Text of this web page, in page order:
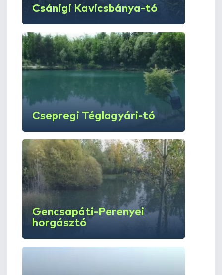
Csánigi Kavicsbánya-tó
Csepregi Téglagyári-tó
Gencsapáti-Perenyei
horgásztó